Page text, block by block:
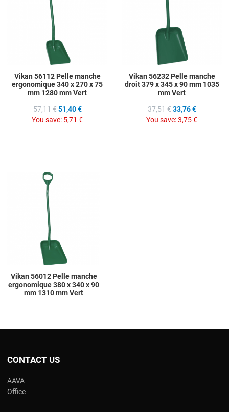
Vikan 56112 Pelle manche
ergonomique 340 x 270 x 75
mm 1280 mm Vert
57,11 € 51,40 €
You save: 5,71 €
Vikan 56232 Pelle manche
droit 379 x 345 x 90 mm 1035
mm Vert
37,51 € 33,76 €
You save:3,75 €
Vikan 56012 Pelle manche
ergonomique 380 x 340 x 90
mm 1310 mm Vert
CONTACT US
AAVA
Office